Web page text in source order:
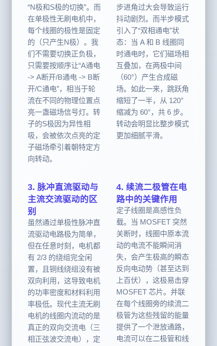
正反交替来使电极产生
“N极和S极的切换”。而
在单极性无刷电机中，
每个线圈的极性是固定
的（只产生N极）。我
们不需要切换正负极，
只需要按顺序让“A通电
-> A断开/B通电 -> B断
开/C通电”，相当于轮
流在不同的物理位置点
亮一盏磁场信号灯。转
子的S极因为异性相
吸，会被依次点亮的定
子磁场牵引着朝特定方
场都必须跳跃 120°，
步进角过大会导致运行
抖动剧烈。而半步模式
引入了“双相通电”状
态：当 A 和 B 线圈同
时通电时，它们磁场相
互叠加，在两极中间
（60°）产生合成磁
场。如此一来，跳跃角
缩短了一半，从 120°
缩减为 60°，共 6 步。
转动会明显比整步模式
3. 脉冲直流驱动与
主流交流驱动的区
别
虽然通过单极性脉冲直
流驱动电路极为简单，
但在任意时刻，电机都
有 2/3 的绕组完全闲
置，且铜线绕组没有被
双向利用，这导致电机
的功率密度和材料利用
率极低。现代主流无刷
电机的线圈内流动的是
真正的双向交流电（三
4. 续流二极管在电
路中的关键作用
定子线圈是高感性负
载。当 MOSFET 突然
关断时，线圈中原本流
动的电流不能瞬间消
失，会产生极高的瞬态
反向电动势（甚至达到
上百伏），这极易击穿
MOSFET 芯片。并联
在每个线圈旁的续流二
极管为这些残留的能量
提供了一个泄放通路，